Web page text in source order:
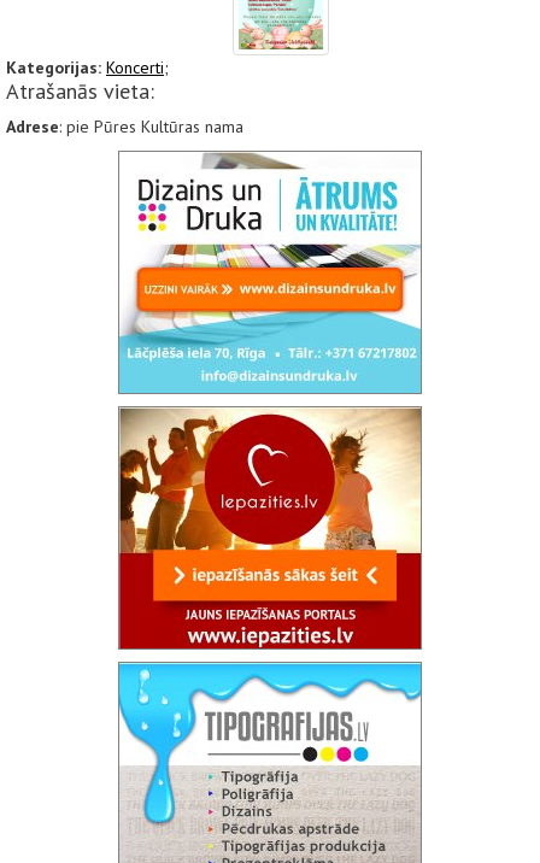
Kategorijas: Koncerti;
Atrašanās vieta:
Adrese: pie Pūres Kultūras nama